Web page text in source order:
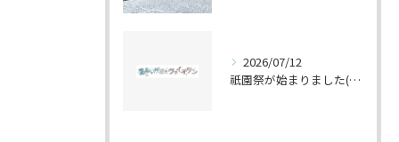
2026/07/12
祇園祭が始まりました(^^♪